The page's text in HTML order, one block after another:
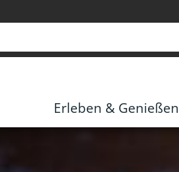
Erleben & Genießen